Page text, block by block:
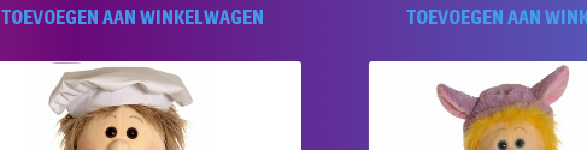
TOEVOEGEN AAN WINKELWAGEN TOEVOEGEN AAN